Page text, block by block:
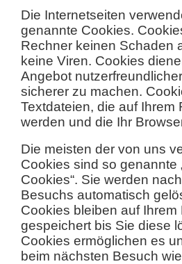
Die Internetseiten
genannte Cookies.
Rechner keinen Schaden
keine Viren. Cookies
Angebot
sicherer zu machen.
Textdateien, die auf Ihrem
werden und die Ihr
Die meisten der von uns
Cookies sind so genannte
Cookies“. Sie werden
Besuchs automatisch
Cookies bleiben auf Ihrem
gespeichert bis Sie diese
Cookies ermöglichen es
beim nächsten Besuch